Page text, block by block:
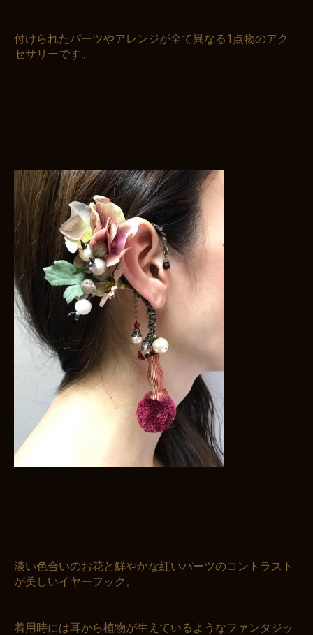
付けられたパーツやアレンジが全て異なる1点物のアク
セサリーです。
淡い色合いのお花と鮮やかな紅いパーツのコントラスト
が美しいイヤーフック。
着用時には耳から植物が生えているようなファンタジッ